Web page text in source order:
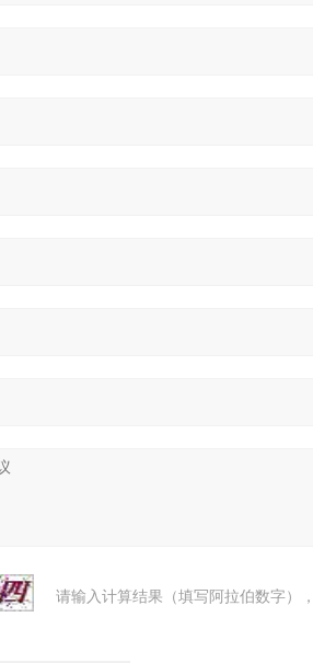
请输入计算结果（填写阿拉伯数字）